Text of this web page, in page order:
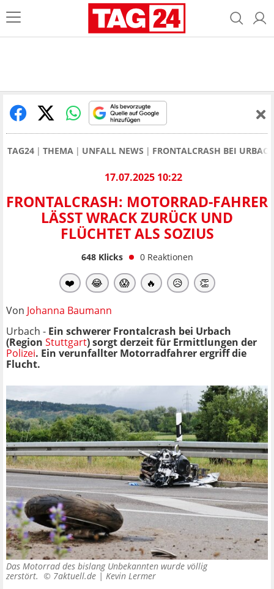
TAG24 THEMA UNFALL NEWS FRONTALCRASH BEI
17.07.2025 10:22
FRONTALCRASH: MOTORRAD-FAHRER
LÄSST WRACK ZURÜCK UND
FLÜCHTET ALS SOZIUS
648Klicks 0 Reaktionen
❤️ 😂 😱 🔥 😥 👏
Von Johanna Baumann
Urbach - Ein schwerer Frontalcrash bei Urbach
(Region Stuttgart) sorgt derzeit für Ermittlungen der
Polizei. Ein verunfallter Motorradfahrer ergriff die
Flucht.
Das Motorrad des bislang Unbekannten wurde völlig
zerstört. © 7aktuell.de | Kevin Lermer